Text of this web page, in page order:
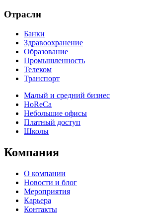
Отрасли
Банки
Здравоохранение
Образование
Промышленность
Телеком
Транспорт
Малый и средний бизнес
HoReCa
Небольшие офисы
Платный доступ
Школы
Компания
О компании
Новости и блог
Мероприятия
Карьера
Контакты